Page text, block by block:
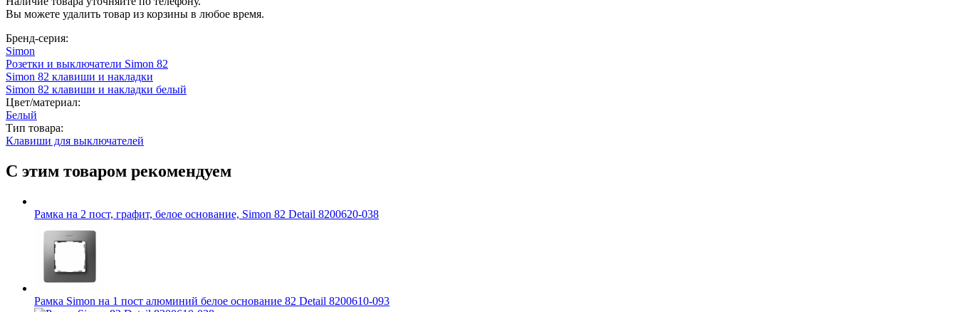
Вы можете удалить товар из корзины в любое время.
Бренд-серия:
Simon
Розетки и выключатели Simon 82
Simon 82 клавиши и накладки
Simon 82 клавиши и накладки белый
Цвет/материал:
Белый
Тип товара:
Клавиши для выключателей
С этим товаром рекомендуем
Рамка на 2 пост, графит, белое основание, Simon 82 Detail 8200620-038
Рамка Simon на 1 пост алюминий белое основание 82 Detail 8200610-093